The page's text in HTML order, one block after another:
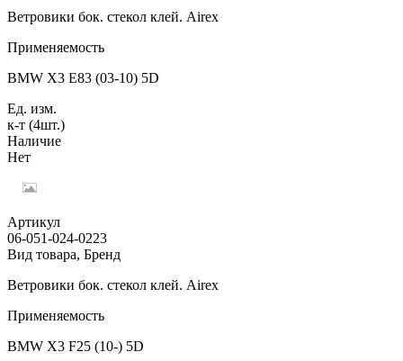
Ветровики бок. стекол клей. Airex
Применяемость
BMW X3 E83 (03-10) 5D
Ед. изм.
к-т (4шт.)
Наличие
Нет
Артикул
06-051-024-0223
Вид товара, Бренд
Ветровики бок. стекол клей. Airex
Применяемость
BMW X3 F25 (10-) 5D